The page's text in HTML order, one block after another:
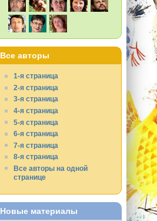
Все авторы
1-я страница
2-я страница
3-я страница
4-я страница
5-я страница
6-я страница
7-я страница
8-я страница
Все авторы на одной
странице
Новые материалы